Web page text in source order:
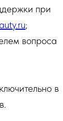
при
;
вопроса
в